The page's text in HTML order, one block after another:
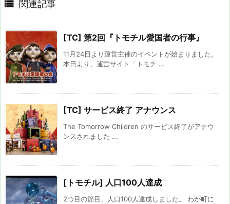
 関連記事
[TC] 第2回『トモチル愛国者の行事』
11月24日より運営主催のイベントが始まりました。
本日より、運営サイト「トモチ ...
[TC] サービス終了 アナウンス
The Tomorrow Children のサービス終了がアナウ
ンスされました ...
[トモチル] 人口100人達成
2つ目の節目、人口100人達成しました。 わが町に